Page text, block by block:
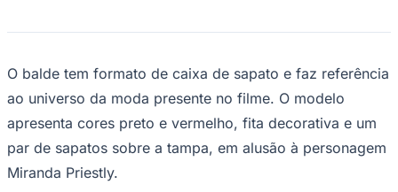
Tênis (ATP)
MLB
NHL
Atletismo
NBB
Competições de Futebol
O balde tem formato de caixa de sapato e faz referência
ao universo da moda presente no filme. O modelo
apresenta cores preto e vermelho, fita decorativa e um
par de sapatos sobre a tampa, em alusão à personagem
Miranda Priestly.